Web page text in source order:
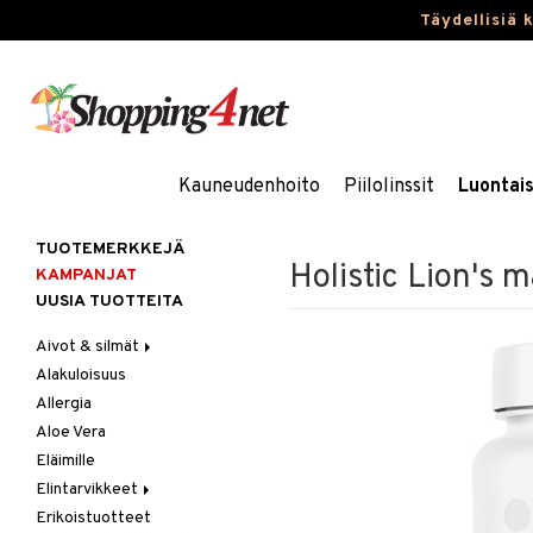
Täydellisiä
Kauneudenhoito Piilolinssit
Holistic Lion's
TUOTEMERKKEJÄ
KAMPANJAT
UUSIA TUOTTEITA
Aivot & silmät
Muisti
Rasvahapot
Silmät
Alakuloisuus
Allergia
Aloe Vera
Eläimille
Elintarvikkeet
Hedelmät & pähkinät
Erikoistuotteet